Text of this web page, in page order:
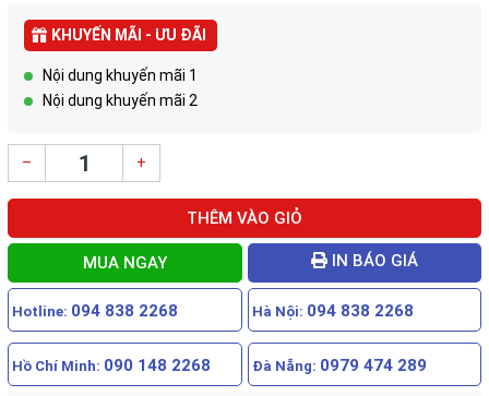
KHUYẾN MÃI - ƯU ĐÃI
Nội dung khuyến mãi 1
Nội dung khuyến mãi 2
– +
THÊM VÀO GIỎ
MUA NGAY IN BÁO GIÁ
Hotline: 094 838 2268 Hà Nội: 094 838 2268
Hồ Chí Minh: 090 148 2268 Đà Nẵng: 0979 474 289